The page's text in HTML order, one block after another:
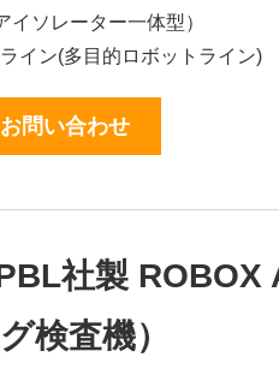
イソレーター一体型）
イン(多目的ロボットライン)
お問い合わせ
社製
検査機）